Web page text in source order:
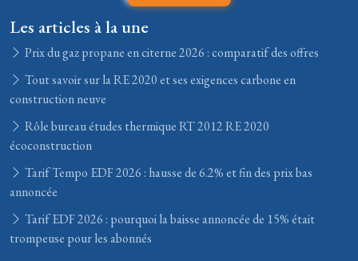
Les articles à la une
Prix du gaz propane en citerne 2026 : comparatif des offres
Tout savoir sur la RE 2020 et ses exigences carbone en
construction neuve
Rôle bureau études thermique RT 2012 RE 2020
écoconstruction
Tarif Tempo EDF 2026 : hausse de 6.2% et fin des prix bas
annoncée
Tarif EDF 2026 : pourquoi la baisse annoncée de 15% était
trompeuse pour les abonnés